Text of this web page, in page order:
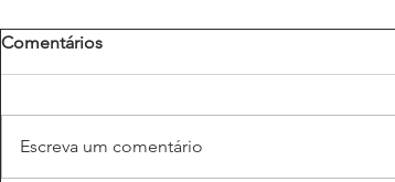
Comentários
Escreva um comentário